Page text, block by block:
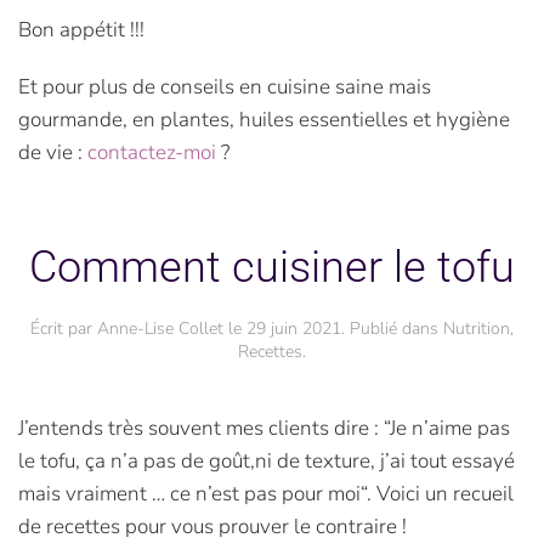
Bon appétit !!!
Et pour plus de conseils en cuisine saine mais
gourmande, en plantes, huiles essentielles et hygiène
de vie : contactez-moi ?
Comment cuisiner le tofu
Écrit par Anne-Lise Collet le 29 juin 2021. Publié dans Nutrition,
Recettes.
J’entends très souvent mes clients dire : “Je n’aime pas
le tofu, ça n’a pas de goût,ni de texture, j’ai tout essayé
mais vraiment … ce n’est pas pour moi“. Voici un recueil
de recettes pour vous prouver le contraire !